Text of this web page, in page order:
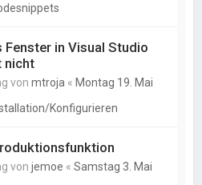
Fenster in Visual Studio
nicht
vonmtroja « Montag 19. Mai
Konfigurieren
vonjemoe «Samstag 3. Mai